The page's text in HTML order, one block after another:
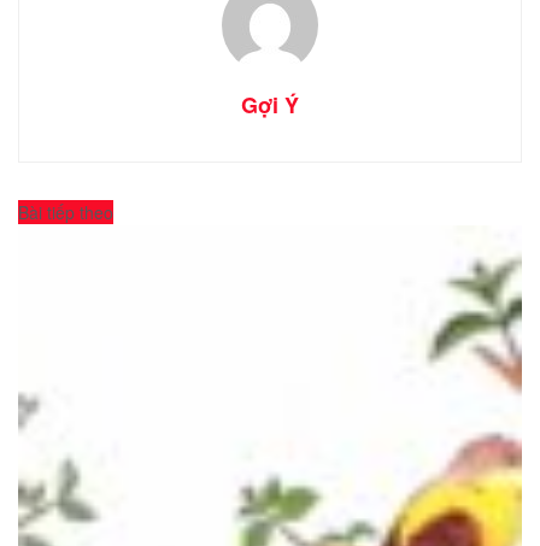
Gợi Ý
Bài tiếp theo